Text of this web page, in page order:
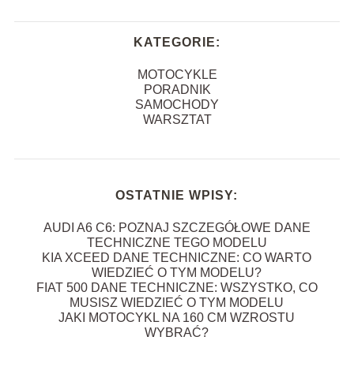
KATEGORIE:
MOTOCYKLE
PORADNIK
SAMOCHODY
WARSZTAT
OSTATNIE WPISY:
AUDI A6 C6: POZNAJ SZCZEGÓŁOWE DANE
TECHNICZNE TEGO MODELU
KIA XCEED DANE TECHNICZNE: CO WARTO
WIEDZIEĆ O TYM MODELU?
FIAT 500 DANE TECHNICZNE: WSZYSTKO, CO
MUSISZ WIEDZIEĆ O TYM MODELU
JAKI MOTOCYKL NA 160 CM WZROSTU
WYBRAĆ?